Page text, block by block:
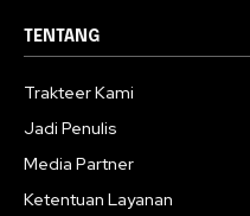
TENTANG
Trakteer Kami
Jadi Penulis
Media Partner
Ketentuan Layanan